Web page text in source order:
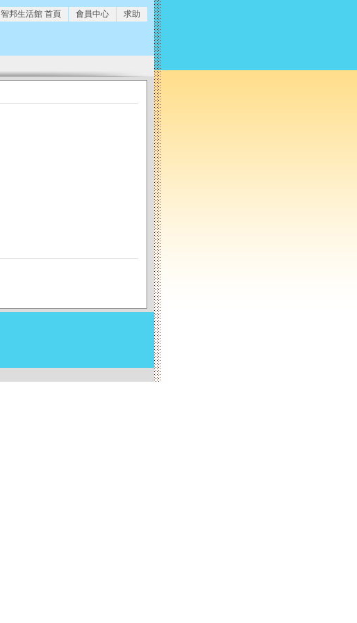
求助
會員中心
智邦生活館 首頁